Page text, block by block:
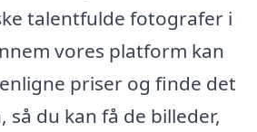
talentfulde fotografer i
vores platform kan
priser og finde det
så du kan få de billeder,